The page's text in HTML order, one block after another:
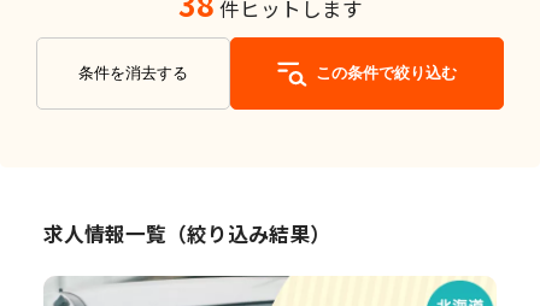
件ヒットします
条件を消去する この条件で絞り込む
求人情報一覧（絞り込み結果）